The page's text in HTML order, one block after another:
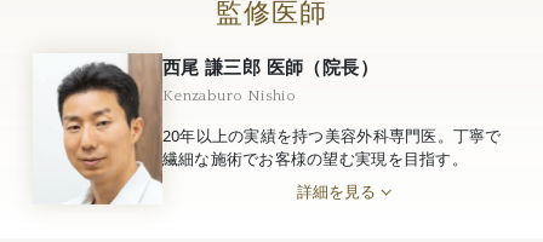
監修医師
西尾 謙三郎 医師（院長）
Kenzaburo Nishio
20年以上の実績を持つ美容外科専門医。丁寧で
繊細な施術でお客様の望む実現を目指す。
詳細を見る